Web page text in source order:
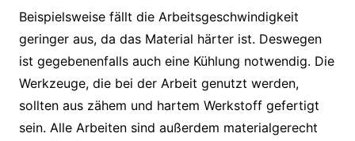
Beispielsweise fällt die Arbeitsgeschwindigkeit
geringer aus, da das Material härter ist. Deswegen
ist gegebenenfalls auch eine Kühlung notwendig. Die
Werkzeuge, die bei der Arbeit genutzt werden,
sollten aus zähem und hartem Werkstoff gefertigt
sein. Alle Arbeiten sind außerdem materialgerecht